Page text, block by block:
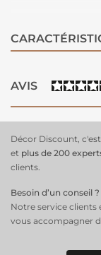
facilement plusieurs
dans des décors
discrète mais
et fonctionnel,
rideaux.
AVIS
Décor Discount, c'est
et plus de 200
clients.
Besoin d’un conseil ?
Notre service clients
vous accompagner